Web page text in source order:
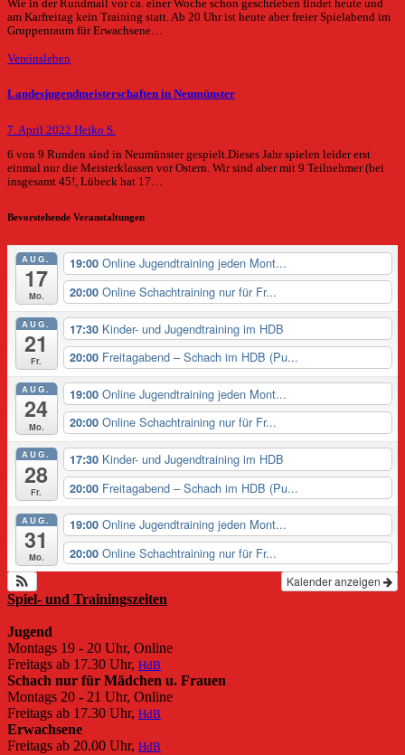
Wie in der Rundmail vor ca. einer Woche schon geschrieben findet heute und
am Karfreitag kein Training statt. Ab 20 Uhr ist heute aber freier Spielabend im
Gruppenraum für Erwachsene…
Vereinsleben
Landesjugendmeisterschaften in Neumünster
7. April 2022 Heiko S.
6 von 9 Runden sind in Neumünster gespielt.Dieses Jahr spielen leider erst
einmal nur die Meisterklassen vor Ostern. Wir sind aber mit 9 Teilnehmer (bei
insgesamt 45!, Lübeck hat 17…
Bevorstehende Veranstaltungen
AUG.
17
Mo.
19:00 Online Jugendtraining jeden Mont...
20:00 Online Schachtraining nur für Fr...
AUG.
21
Fr.
17:30 Kinder- und Jugendtraining im HDB
20:00 Freitagabend – Schach im HDB (Pu...
AUG.
24
Mo.
19:00 Online Jugendtraining jeden Mont...
20:00 Online Schachtraining nur für Fr...
AUG.
28
Fr.
17:30 Kinder- und Jugendtraining im HDB
20:00 Freitagabend – Schach im HDB (Pu...
AUG.
31
Mo.
19:00 Online Jugendtraining jeden Mont...
20:00 Online Schachtraining nur für Fr...
Kalender anzeigen
Spiel- und Trainingszeiten
Jugend
Montags 19 - 20 Uhr, Online
Freitags ab 17.30 Uhr, HdB
Schach nur für Mädchen u. Frauen
Montags 20 - 21 Uhr, Online
Freitags ab 17.30 Uhr, HdB
Erwachsene
Freitags ab 20.00 Uhr, HdB